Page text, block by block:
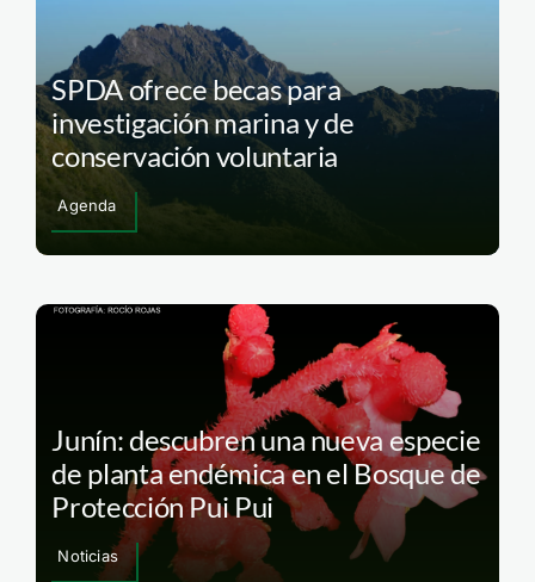
SPDA ofrece becas para
investigación marina y de
conservación voluntaria
Agenda
Junín: descubren una nueva especie
de planta endémica en el Bosque de
Protección Pui Pui
Noticias